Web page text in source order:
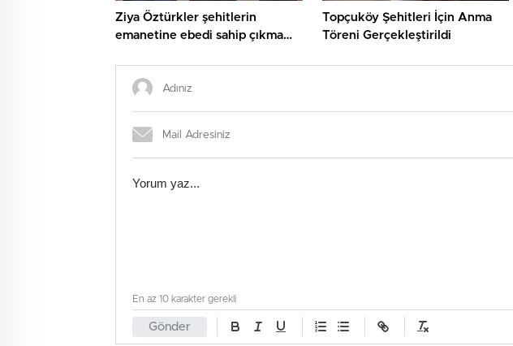
Ziya Öztürkler şehitlerin
emanetine ebedi sahip çıkma
Topçuköy Şehitleri İçin Anma
Töreni Gerçekleştirildi
Gönder
En az 10 karakter gerekli